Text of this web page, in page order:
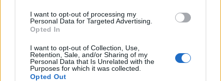
I want to opt-out of processing my
Personal Data for Targeted Advertising.
Opted In
I want to opt-out of Collection, Use,
Retention, Sale, and/or Sharing of my
Personal Data that Is Unrelated with the
Purposes for which it was collected.
Opted Out